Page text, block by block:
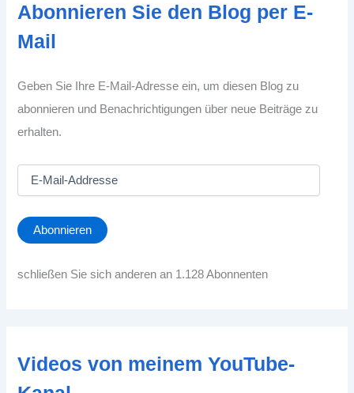
Abonnieren Sie den Blog per E-
Mail
Geben Sie Ihre E-Mail-Adresse ein, um diesen Blog zu
abonnieren und Benachrichtigungen über neue Beiträge zu
erhalten.
a
i
A
s
Abonnieren
schließen Sie sich anderen an 1.128 Abonnenten
Videos von meinem YouTube-